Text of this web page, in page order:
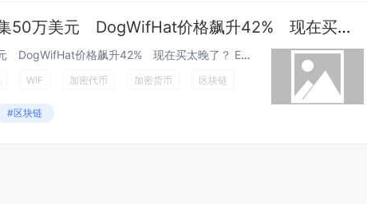
Solana最新ICO迅速筹集50万美元 DogWifHat价格飙升42% 现在买太晚了？
Solana最新ICO迅速筹集50万美元 DogWifHat价格飙升42% 现在买太晚了？ Esther Hui 三月 28, 2...
WIF 加密代币 加密货币 区块链
#区块链